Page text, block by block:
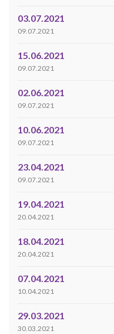
03.07.2021
09.07.2021
15.06.2021
09.07.2021
02.06.2021
09.07.2021
10.06.2021
09.07.2021
23.04.2021
09.07.2021
19.04.2021
20.04.2021
18.04.2021
20.04.2021
07.04.2021
10.04.2021
29.03.2021
30.03.2021